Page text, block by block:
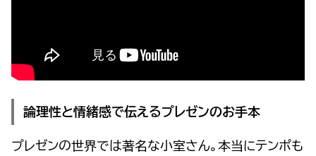
論理性と情緒感で伝えるプレゼンのお手本
プレゼンの世界では著名な小室さん。本当にテンポも